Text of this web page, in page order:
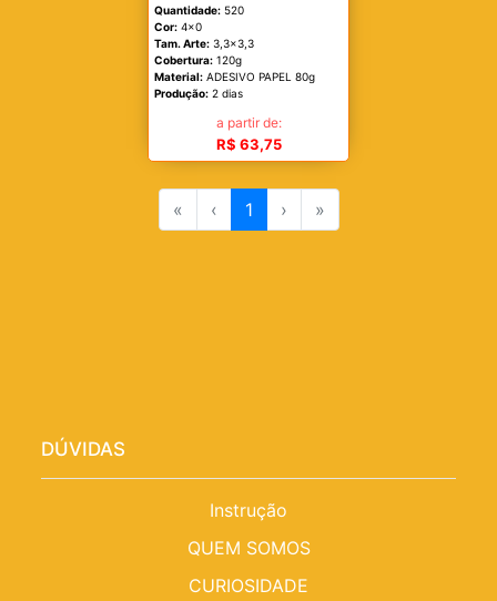
Quantidade: 520
Cor: 4x0
Tam. Arte: 3,3x3,3
Cobertura: 120g
Material: ADESIVO PAPEL 80g
Produção: 2 dias
a partir de:
R$ 63,75
« ‹ 1 › »
DÚVIDAS
Instrução
QUEM SOMOS
CURIOSIDADE